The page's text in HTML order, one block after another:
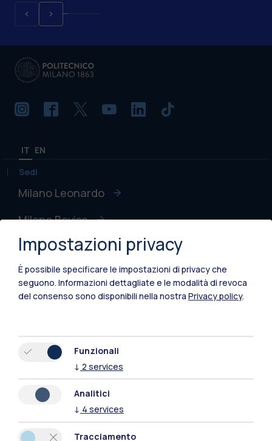
IT EN
Sedi
Milano Leonardo
Milano Bovisa
Cremona
Lecco
Mantova
Xi'an
Naviga il sito
Risorse
Impostazioni privacy
È possibile specificare le impostazioni di privacy che
seguono. Informazioni dettagliate e le modalità di revoca
del consenso sono disponibili nella nostra Privacy policy.
Funzionali
↓ 2 services
Analitici
↓ 4 services
Tracciamento